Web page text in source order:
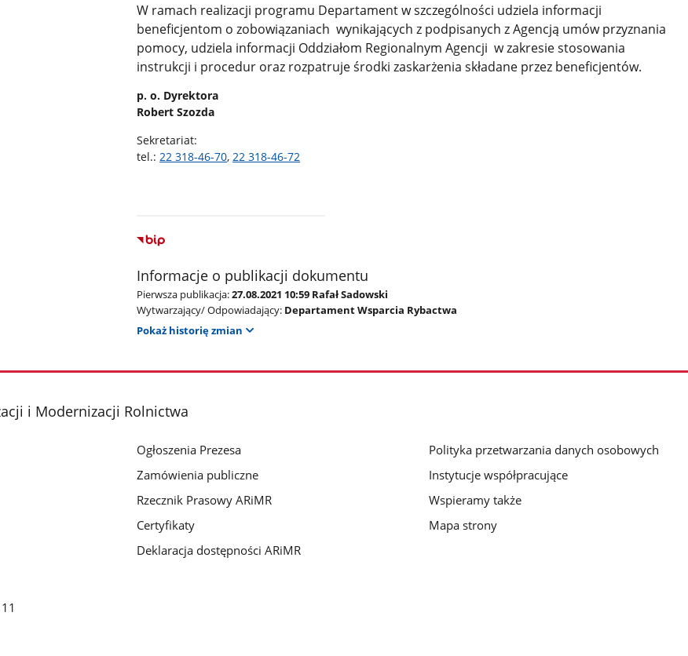
W ramach realizacji programu Departament w szczególności udziela informacji
beneficjentom o zobowiązaniach wynikających z podpisanych z Agencją umów przyznania
pomocy, udziela informacji Oddziałom Regionalnym Agencji w zakresie stosowania
instrukcji i procedur oraz rozpatruje środki zaskarżenia składane przez beneficjentów.
p. o. Dyrektora
Robert Szozda
Sekretariat:
tel.: 22 318-46-70, 22 318-46-72
Informacje o publikacji dokumentu
Pierwsza publikacja:27.08.2021 10:59 Rafał Sadowski
Wytwarzający/ Odpowiadający: Departament Wsparcia Rybactwa
Pokaż historię zmian
i Modernizacji Rolnictwa
Ogłoszenia Prezesa
Zamówienia publiczne
Rzecznik Prasowy ARiMR
Certyfikaty
Deklaracja dostępności ARiMR
Polityka przetwarzania danych osobowych
Instytucje współpracujące
Wspieramy także
Mapa strony